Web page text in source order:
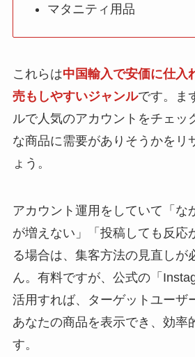
マタニティ用品
これらは中国輸入で安価に仕入
売もしやすいジャンルです。ま
ルで人気のアカウントをチェッ
な商品に需要がありそうかをリ
ょう。
アカウント運用をしていて「な
が増えない」「投稿しても反応
る場合は、集客方法の見直しが
ん。有料ですが、公式の「
活用すれば、ターゲットユーザ
あなたの商品を表示でき、効率
す。